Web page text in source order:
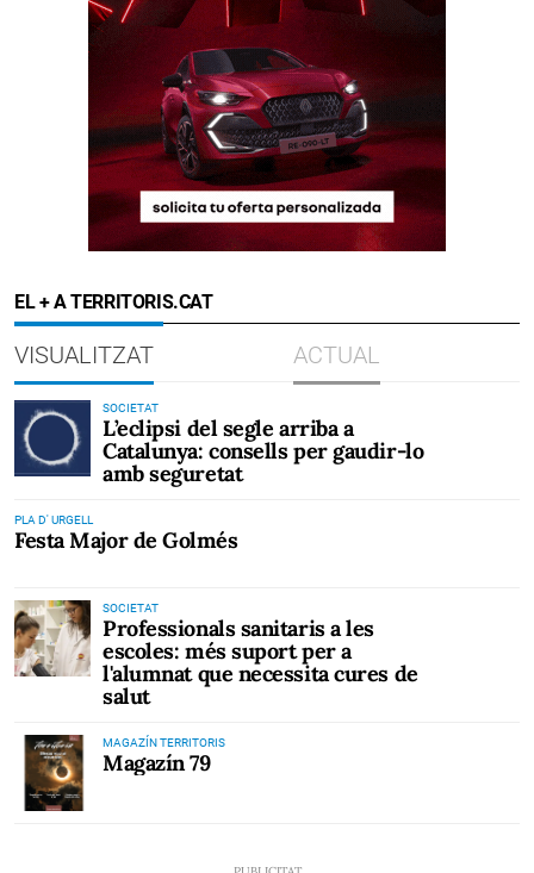
EL + A TERRITORIS.CAT
VISUALITZAT ACTUAL
SOCIETAT
L’eclipsi del segle arriba a
Catalunya: consells per gaudir-lo
amb seguretat
PLA D' URGELL
Festa Major de Golmés
SOCIETAT
Professionals sanitaris a les
escoles: més suport per a
l'alumnat que necessita cures de
salut
MAGAZÍN TERRITORIS
Magazín 79